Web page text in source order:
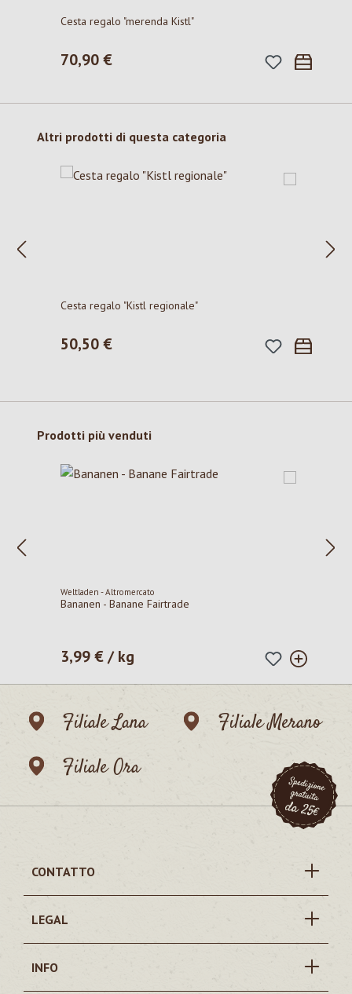
Cesta regalo "merenda Kistl"
Prezzo normale:
70,90 €
Salta la galleria dei prodotti
Altri prodotti di questa categoria
Cesta regalo "Kistl regionale"
Prezzo normale:
50,50 €
Salta la galleria dei prodotti
Prodotti più venduti
Weltladen - Altromercato
Bananen - Banane Fairtrade
Prezzo normale:
3,99 € / kg
Filiale Lana
Filiale Merano
Filiale Ora
CONTATTO
LEGAL
INFO